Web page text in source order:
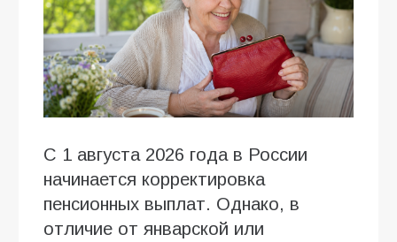
С 1 августа 2026 года в России
начинается корректировка
пенсионных выплат. Однако, в
отличие от январской или